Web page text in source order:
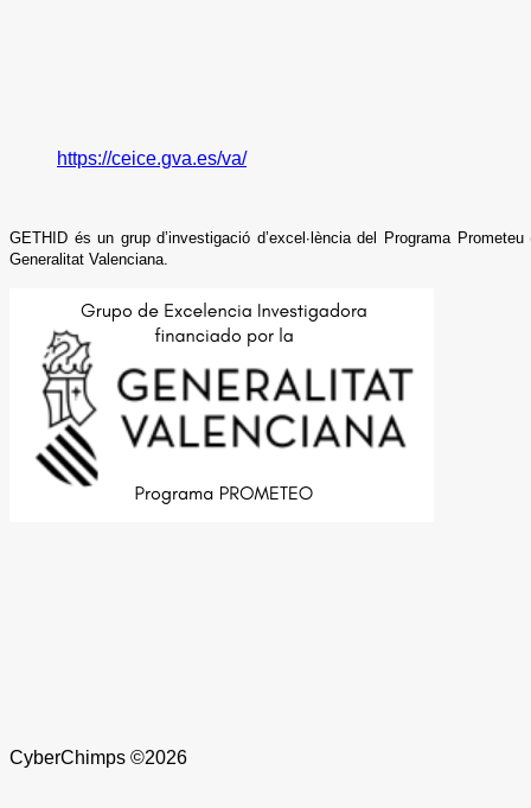
https://ceice.gva.es/va/
GETHID és un grup d’investigació d’excel·lència del Programa
Generalitat Valenciana.
CyberChimps ©2026